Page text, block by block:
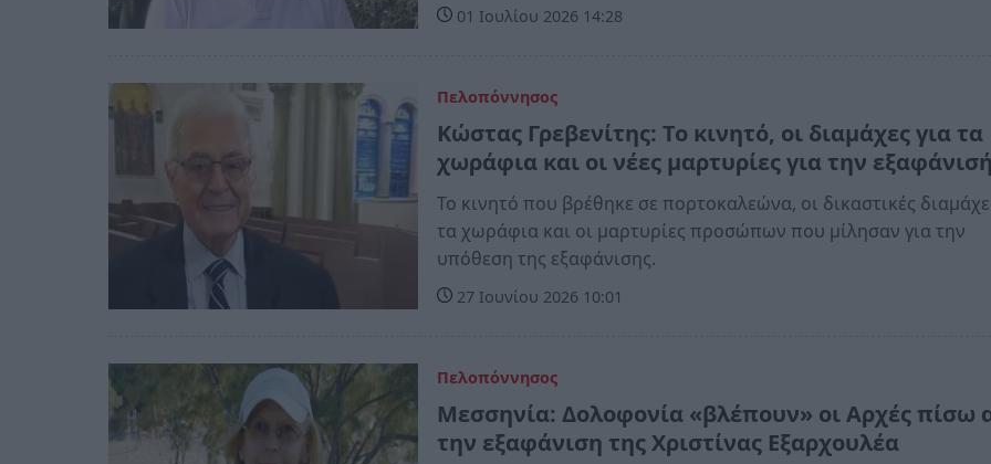
01 Ιουλίου 2026 14:28
Πελοπόννησος
Κώστας Γρεβενίτης: Το κινητό, οι διαμάχες για τα
χωράφια και οι νέες μαρτυρίες για την
Το κινητό που βρέθηκε σε πορτοκαλεώνα, οι δικαστικές
τα χωράφια και οι μαρτυρίες προσώπων που μίλησαν για την
υπόθεση της εξαφάνισης.
27 Ιουνίου 2026 10:01
Πελοπόννησος
Μεσσηνία: Δολοφονία «βλέπουν» οι Αρχές πίσω
την εξαφάνιση της Χριστίνας Εξαρχουλέα